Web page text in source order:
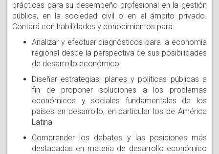
prácticas para su desempeño profesional en la gestión
pública, en la sociedad civil o en el ámbito privado.
Contará con habilidades y conocimientos para:
Analizar y efectuar diagnósticos para la economía
regional desde la perspectiva de sus posibilidades
de desarrollo económico
Diseñar estrategias, planes y políticas públicas a
fin de proponer soluciones a los problemas
económicos y sociales fundamentales de los
países en desarrollo, en particular los de América
Latina
Comprender los debates y las posiciones más
destacadas en materia de desarrollo económico